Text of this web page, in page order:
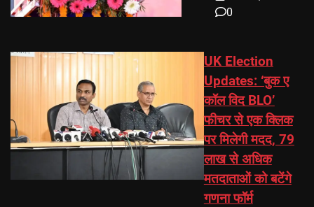
0
UK Election
Updates: ‘बुक ए
कॉल विद BLO’
फीचर से एक क्लिक
पर मिलेगी मदद, 79
लाख से अधिक
मतदाताओं को बटेंगे
गणना फॉर्म